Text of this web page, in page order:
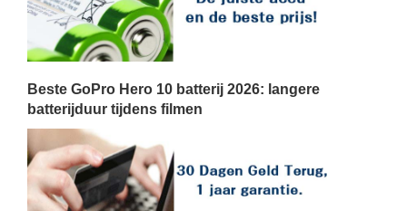
Beste GoPro Hero 10 batterij 2026: langere
batterijduur tijdens filmen